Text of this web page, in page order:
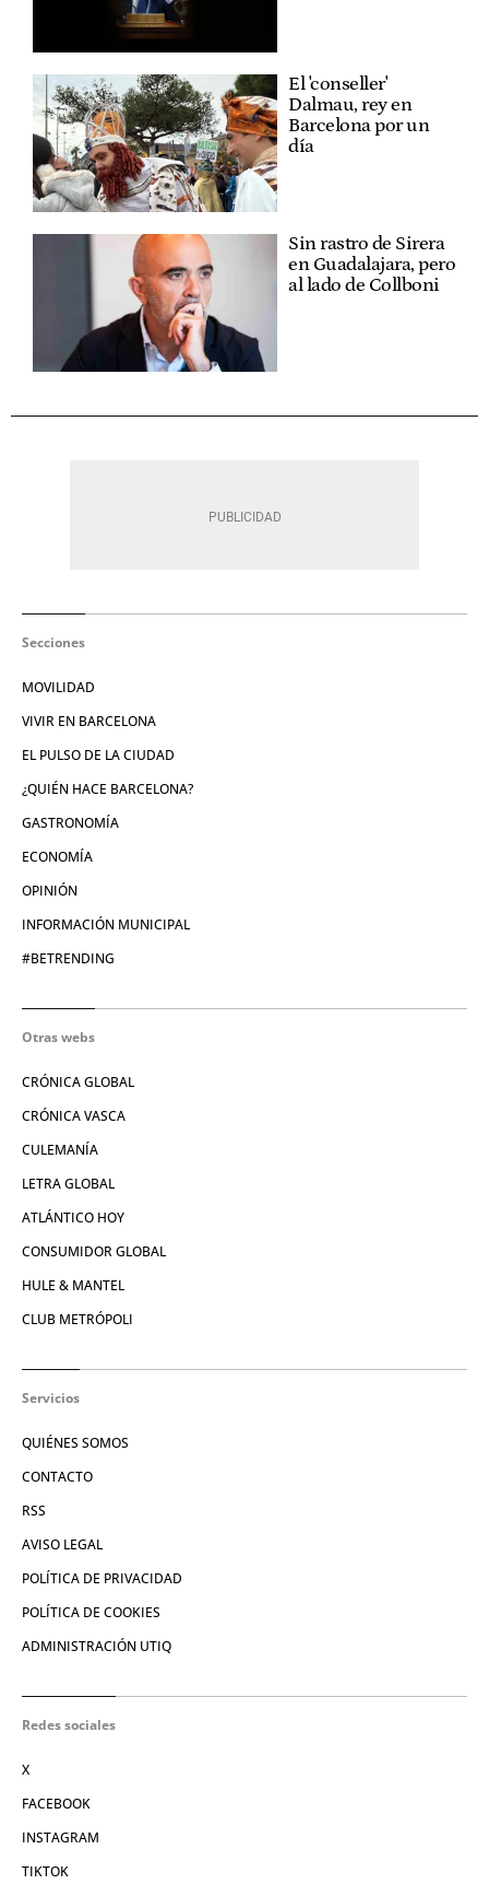
El 'conseller'
Dalmau, rey en
Barcelona por un
día
Sin rastro de Sirera
en Guadalajara, pero
al lado de Collboni
Secciones
MOVILIDAD
VIVIR EN BARCELONA
EL PULSO DE LA CIUDAD
¿QUIÉN HACE BARCELONA?
GASTRONOMÍA
ECONOMÍA
OPINIÓN
INFORMACIÓN MUNICIPAL
#BETRENDING
Otras webs
CRÓNICA GLOBAL
CRÓNICA VASCA
CULEMANÍA
LETRA GLOBAL
ATLÁNTICO HOY
CONSUMIDOR GLOBAL
HULE & MANTEL
CLUB METRÓPOLI
Servicios
QUIÉNES SOMOS
CONTACTO
RSS
AVISO LEGAL
POLÍTICA DE PRIVACIDAD
POLÍTICA DE COOKIES
ADMINISTRACIÓN UTIQ
Redes sociales
X
FACEBOOK
INSTAGRAM
TIKTOK